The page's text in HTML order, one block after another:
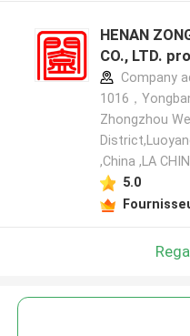
HENAN
CO., LTD.
Company
1016，
Zhongzhou
,China ,LA
5.0